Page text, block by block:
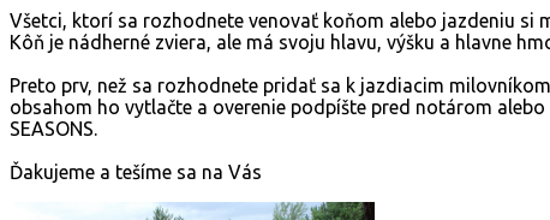
Všetci, ktorí sa rozhodnete venovať koňom alebo jazdeniu si
Kôň je nádherné zviera, ale má svoju hlavu, výšku a hlavne
Preto prv, než sa rozhodnete pridať sa k jazdiacim
obsahom ho vytlačte a overenie podpíšte pred notárom
SEASONS.
Ďakujeme a tešíme sa na Vás